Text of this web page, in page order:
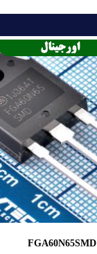
FGA60N65SMD